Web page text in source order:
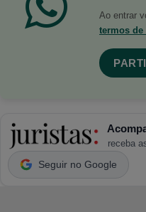
Ao entrar
termos de
receba
Seguir no Google